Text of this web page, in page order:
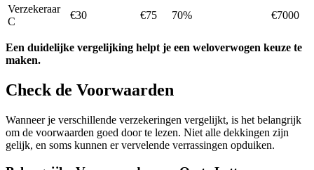
Verzekeraar
C
€30 €75 70% €7000
Een duidelijke vergelijking helpt je een weloverwogen keuze te
maken.
Check de Voorwaarden
Wanneer je verschillende verzekeringen vergelijkt, is het belangrijk
om de voorwaarden goed door te lezen. Niet alle dekkingen zijn
gelijk, en soms kunnen er vervelende verrassingen opduiken.